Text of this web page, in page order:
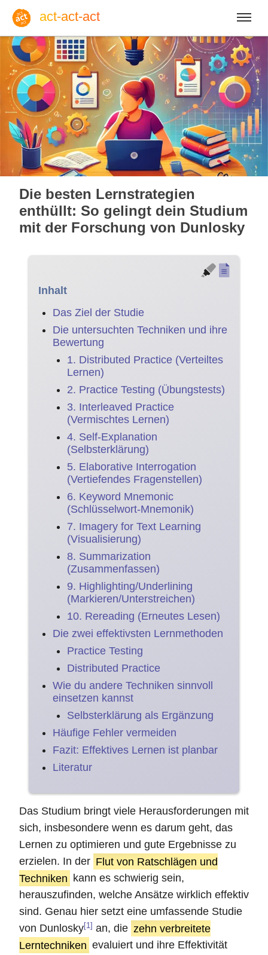
act-act-act
Anmelden
Blog
Mo, 10. August 2026 | 33
Die besten Lernstrategien
enthüllt: So gelingt dein Studium
mit der Forschung von Dunlosky
Inhalt
Das Ziel der Studie
Die untersuchten Techniken und ihre
Bewertung
1. Distributed Practice (Verteiltes
Lernen)
2. Practice Testing (Übungstests)
3. Interleaved Practice
(Vermischtes Lernen)
4. Self-Explanation
(Selbsterklärung)
5. Elaborative Interrogation
(Vertiefendes Fragenstellen)
6. Keyword Mnemonic
(Schlüsselwort-Mnemonik)
7. Imagery for Text Learning
(Visualisierung)
8. Summarization
(Zusammenfassen)
9. Highlighting/Underlining
(Markieren/Unterstreichen)
10. Rereading (Erneutes Lesen)
Die zwei effektivsten Lernmethoden
Practice Testing
Distributed Practice
Wie du andere Techniken sinnvoll
einsetzen kannst
Selbsterklärung als Ergänzung
Häufige Fehler vermeiden
Fazit: Effektives Lernen ist planbar
Literatur
Das Studium bringt viele Herausforderungen mit
sich, insbesondere wenn es darum geht, das
Lernen zu optimieren und gute Ergebnisse zu
erzielen. In der Flut von Ratschlägen und
Techniken kann es schwierig sein,
herauszufinden, welche Ansätze wirklich effektiv
sind. Genau hier setzt eine umfassende Studie
von Dunlosky[1] an, die zehn verbreitete
Lerntechniken evaluiert und ihre Effektivität